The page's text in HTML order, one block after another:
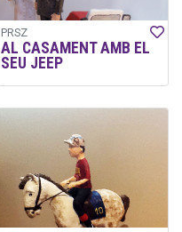
PRSZ
AL CASAMENT AMB EL
SEU JEEP